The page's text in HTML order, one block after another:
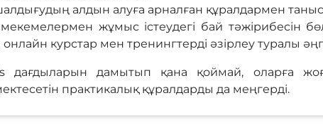
алдын алуға арналған құралдармен
жұмыс істеудегі бай тәжірибесін
курстар мен тренингтерді әзірлеу туралы
дағдыларын дамытып қана қоймай, оларға
практикалық құралдарды да меңгерді.